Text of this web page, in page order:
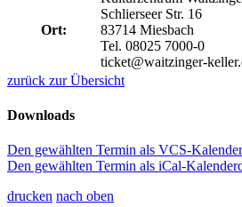
Ort:
Schlierseer Str. 16
83714 Miesbach
Tel. 08025 7000-0
ticket@waitzinger-
zurück zur Übersicht
Downloads
Den gewählten Termin als VCS-
Den gewählten Termin als iCal-
drucken nach oben